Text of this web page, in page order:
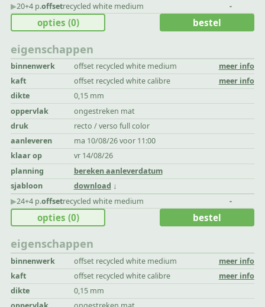
▶︎20+4 p.offsetrecycled white medium -
eigenschappen
binnenwerk offset recycled white medium
meer info
kaft
offset recycled white calibre
meer info
dikte
0,15 mm
oppervlak
ongestreken mat
druk
recto / verso full color
aanleveren
ma 10/08/26 voor 11:00
klaar op
vr 14/08/26
planning
bereken aanleverdatum
sjabloon
download
opties (0) bestel
▶︎24+4 p.offsetrecycled white medium -
eigenschappen
binnenwerk offset recycled white medium
meer info
kaft
offset recycled white calibre
meer info
dikte
0,15 mm
opties (0) bestel